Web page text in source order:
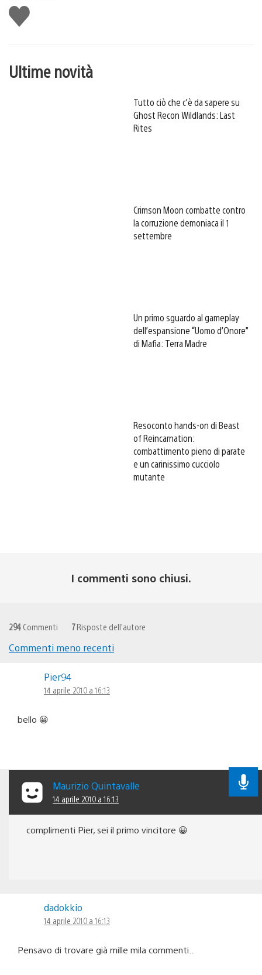
Mi
piace
Ultime novità
Tutto ciò che c’è da sapere su
Ghost Recon Wildlands: Last
Rites
Crimson Moon combatte contro
la corruzione demoniaca il 1
settembre
Un primo sguardo al gameplay
dell’espansione “Uomo d’Onore”
di Mafia: Terra Madre
Resoconto hands-on di Beast
of Reincarnation:
combattimento pieno di parate
e un carinissimo cucciolo
mutante
I commenti sono chiusi.
294 Commenti 7Risposte dell'autore
commenti
Commenti meno recenti
Pier94
14 aprile 2010 a 16:13
bello 😀
Maurizio Quintavalle
14 aprile 2010 a 16:13
complimenti Pier, sei il primo vincitore 😀
dadokkio
14 aprile 2010 a 16:13
Pensavo di trovare già mille mila commenti..